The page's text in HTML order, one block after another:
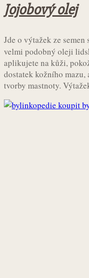
Jojobový olej
Jde o výtažek ze semen
velmi podobný oleji
aplikujete na kůži,
dostatek kožního
tvorby mastnoty.